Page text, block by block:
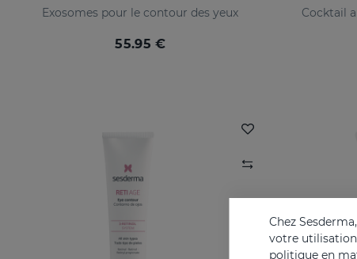
Exosomes pour le contour des yeux
55.95 €
Cocktail
Chez
votre
politique en